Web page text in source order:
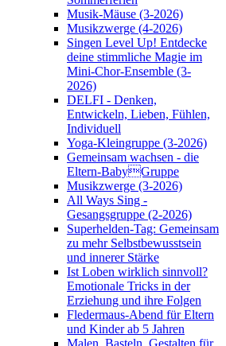
Musik-Mäuse (3-2026)
Musikzwerge (4-2026)
Singen Level Up! Entdecke
deine stimmliche Magie im
Mini-Chor-Ensemble (3-
2026)
DELFI - Denken,
Entwickeln, Lieben, Fühlen,
Individuell
Yoga-Kleingruppe (3-2026)
Gemeinsam wachsen - die
Eltern-BabyGruppe
Musikzwerge (3-2026)
All Ways Sing -
Gesangsgruppe (2-2026)
Superhelden-Tag: Gemeinsam
zu mehr Selbstbewusstsein
und innerer Stärke
Ist Loben wirklich sinnvoll?
Emotionale Tricks in der
Erziehung und ihre Folgen
Fledermaus-Abend für Eltern
und Kinder ab 5 Jahren
Malen, Basteln, Gestalten für